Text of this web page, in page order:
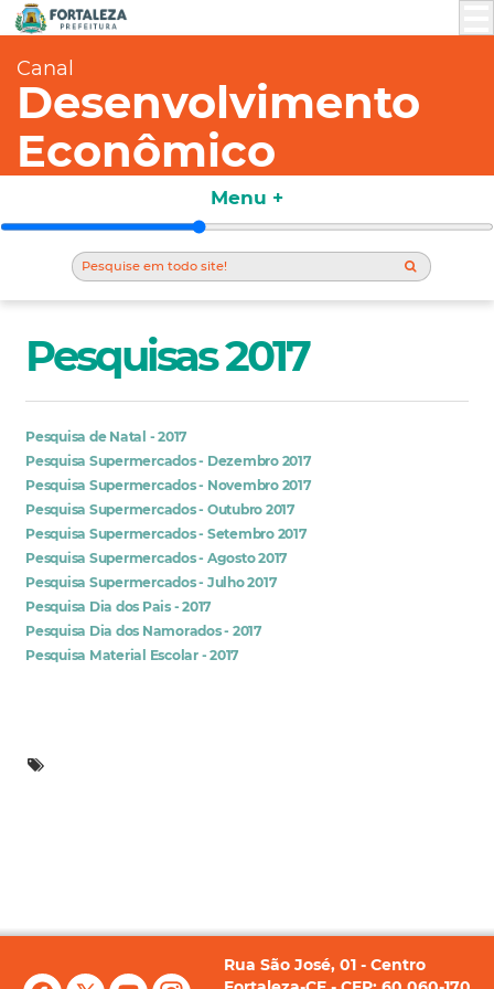
Canal
Desenvolvimento
Econômico
Pesquisas 2017
Pesquisa de Natal - 2017
Pesquisa Supermercados - Dezembro 2017
Pesquisa Supermercados - Novembro 2017
Pesquisa Supermercados - Outubro 2017
Pesquisa Supermercados - Setembro 2017
Pesquisa Supermercados - Agosto 2017
Pesquisa Supermercados - Julho 2017
Pesquisa Dia dos Pais - 2017
Pesquisa Dia dos Namorados - 2017
Pesquisa Material Escolar - 2017
Rua São José, 01 - Centro